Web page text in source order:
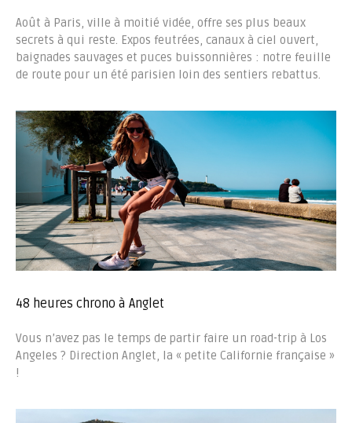
Août à Paris, ville à moitié vidée, offre ses plus beaux
secrets à qui reste. Expos feutrées, canaux à ciel ouvert,
baignades sauvages et puces buissonnières : notre feuille
de route pour un été parisien loin des sentiers rebattus.
48 heures chrono à Anglet
Vous n’avez pas le temps de partir faire un road-trip à Los
Angeles ? Direction Anglet, la « petite Californie française »
!